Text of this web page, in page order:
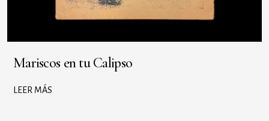
Mariscos en tu Calipso
LEER MÁS